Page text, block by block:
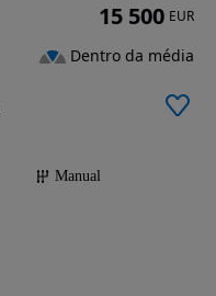
Manual
15 500 EUR
Dentro da média